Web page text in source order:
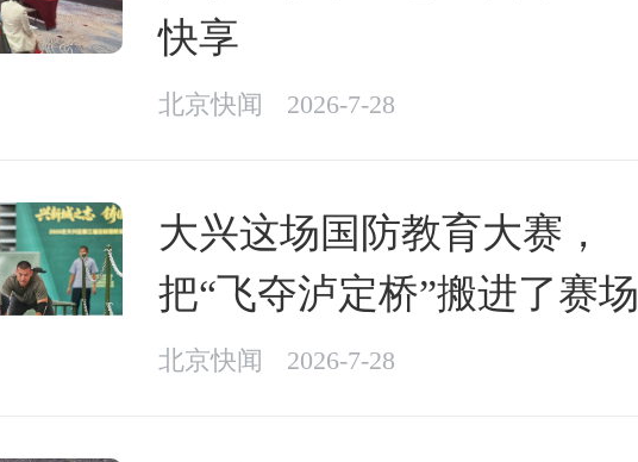
快享
北京快闻 2026-7-28
大兴这场国防教育大赛，
把“飞夺泸定桥”搬进了赛场
北京快闻 2026-7-28